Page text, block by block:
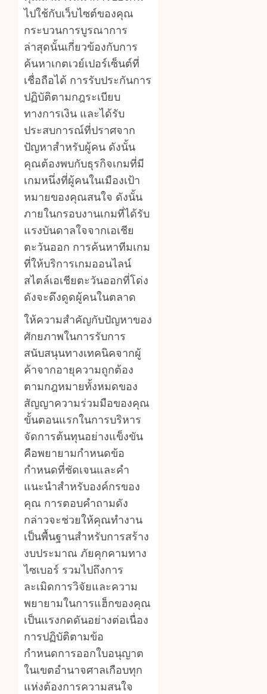
ไปใช้กับเว็บไซต์ของคุณ
กระบวนการบูรณาการ
ล่าสุดนั้นเกี่ยวข้องกับการ
ค้นหาเกตเวย์เปอร์เซ็นต์ที่
เชื่อถือได้ การรับประกันการ
ปฏิบัติตามกฎระเบียบ
ทางการเงิน และได้รับ
ประสบการณ์ที่ปราศจาก
ปัญหาสำหรับผู้คน ดังนั้น
คุณต้องพบกับธุรกิจเกมที่มี
เกมหนึ่งที่ผู้คนในเมืองเป้า
หมายของคุณสนใจ ดังนั้น
ภายในกรอบงานเกมที่ได้รับ
แรงบันดาลใจจากเอเชีย
ตะวันออก การค้นหาทีมเกม
ที่ให้บริการเกมออนไลน์
สไตล์เอเชียตะวันออกที่โด่ง
ดังจะดึงดูดผู้คนในตลาด
ให้ความสำคัญกับปัญหาของ
ศักยภาพในการรับการ
สนับสนุนทางเทคนิคจากผู้
ค้าจากอายุความถูกต้อง
ตามกฎหมายทั้งหมดของ
สัญญาความร่วมมือของคุณ
ขั้นตอนแรกในการบริหาร
จัดการต้นทุนอย่างแข็งขัน
คือพยายามกำหนดข้อ
กำหนดที่ชัดเจนและคำ
แนะนำสำหรับองค์กรของ
คุณ การตอบคำถามดัง
กล่าวจะช่วยให้คุณทำงาน
เป็นพื้นฐานสำหรับการสร้าง
งบประมาณ ภัยคุกคามทาง
ไซเบอร์ รวมไปถึงการ
ละเมิดการวิจัยและความ
พยายามในการแฮ็กของคุณ
เป็นแรงกดดันอย่างต่อเนื่อง
การปฏิบัติตามข้อ
กำหนดการออกใบอนุญาต
ในเขตอำนาจศาลเกือบทุก
แห่งต้องการความสนใจ